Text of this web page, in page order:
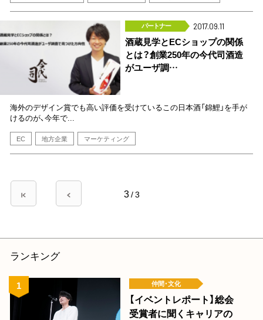
パートナー 2017.09.11
酒蔵見学とECショップの関係
とは？創業250年の今代司酒造
がユーザ調…
海外のデザイン賞でも高い評価を受けているこの日本酒「錦鯉」を手が
けるのが、今年で...
EC 地方企業 マーケティング
ー
送
り
先
頭
ー
ジ
前
ペ
ジ
3/3
ランキング
仲間･文化
【イベントレポート】総会
受賞者に聞くキャリアの